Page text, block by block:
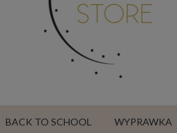
BACK TO SCHOOL WYPRAWKA